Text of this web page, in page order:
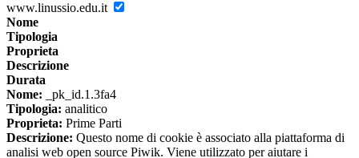
www.linussio.edu.it
Nome
Tipologia
Proprieta
Descrizione
Durata
Nome: _pk_id.1.3fa4
Tipologia: analitico
Proprieta: Prime Parti
Descrizione: Questo nome di cookie è associato alla piattaforma di
analisi web open source Piwik. Viene utilizzato per aiutare i